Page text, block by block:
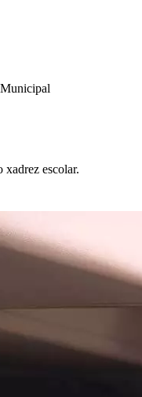
xadrez escolar.